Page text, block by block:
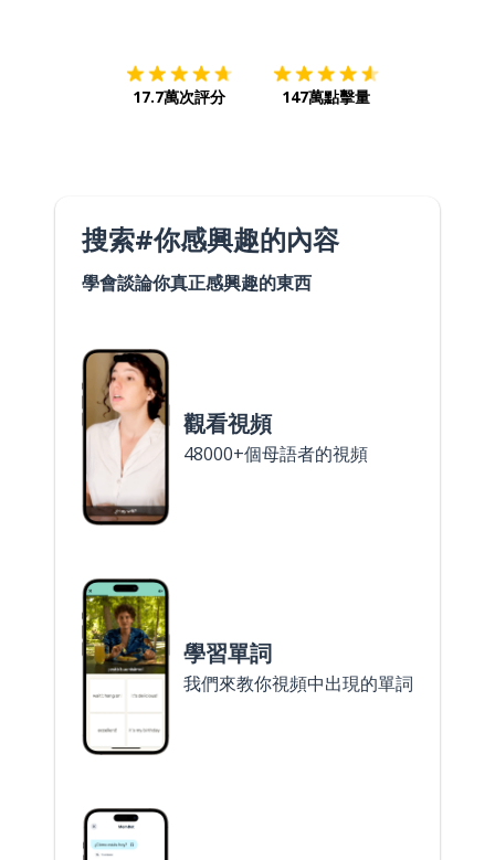
17.7萬次評分 147萬點擊量
搜索#你感興趣的內容
學會談論你真正感興趣的東西
觀看視頻
48000+個母語者的視頻
學習單詞
我們來教你視頻中出現的單詞